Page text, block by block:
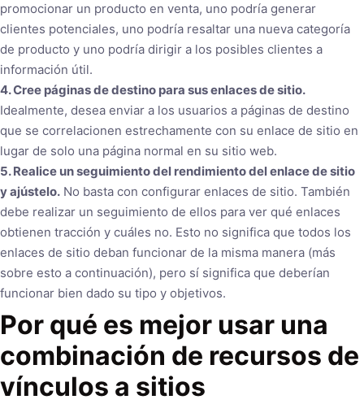
promocionar un producto en venta, uno podría generar
clientes potenciales, uno podría resaltar una nueva categoría
de producto y uno podría dirigir a los posibles clientes a
información útil.
4. Cree páginas de destino para sus enlaces de sitio.
Idealmente, desea enviar a los usuarios a páginas de destino
que se correlacionen estrechamente con su enlace de sitio en
lugar de solo una página normal en su sitio web.
5. Realice un seguimiento del rendimiento del enlace de sitio
y ajústelo. No basta con configurar enlaces de sitio. También
debe realizar un seguimiento de ellos para ver qué enlaces
obtienen tracción y cuáles no. Esto no significa que todos los
enlaces de sitio deban funcionar de la misma manera (más
sobre esto a continuación), pero sí significa que deberían
funcionar bien dado su tipo y objetivos.
Por qué es mejor usar una
combinación de recursos de
vínculos a sitios